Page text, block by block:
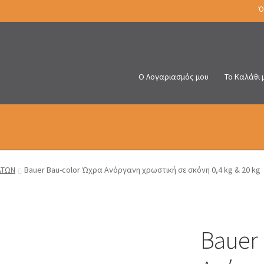
Ο Λογαριασμός μου Το Καλάθι
Bauer Bau-color Ώχρα Ανόργανη χρωστική σε σκόνη 0,4 kg & 20 kg